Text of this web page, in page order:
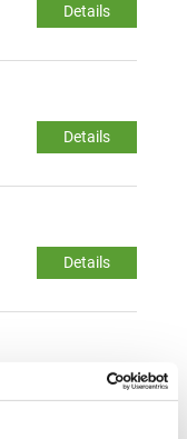
Details
Details
Details
Details